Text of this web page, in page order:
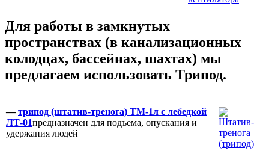
Для работы в замкнутых
пространствах (в канализационных
колодцах, бассейнах, шахтах) мы
предлагаем использовать Трипод.
— трипод (штатив-тренога) ТМ-1л с лебедкой
ЛТ-01предназначен для подъема, опускания и
удержания людей